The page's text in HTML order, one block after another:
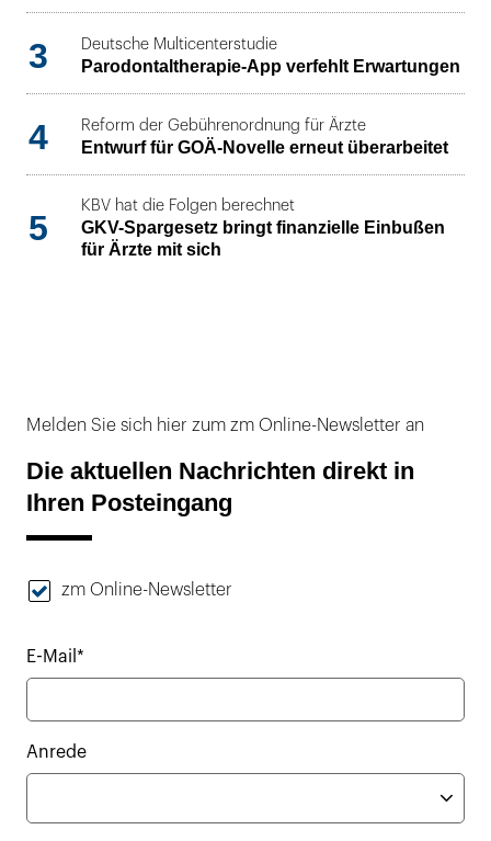
3 Deutsche Multicenterstudie
Parodontaltherapie-App verfehlt Erwartungen
4 Reform der Gebührenordnung für Ärzte
Entwurf für GOÄ-Novelle erneut überarbeitet
5
KBV hat die Folgen berechnet
GKV-Spargesetz bringt finanzielle Einbußen
für Ärzte mit sich
Melden Sie sich hier zum zm Online-Newsletter an
Die aktuellen Nachrichten direkt in
Ihren Posteingang
zm Online-Newsletter
E-Mail*
Anrede